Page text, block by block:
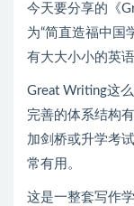
今天要分享的《
为“简直造福中国
有大大小小的英
Great Writing这
完善的体系结构
加剑桥或升学考
常有用。
这是一整套写作